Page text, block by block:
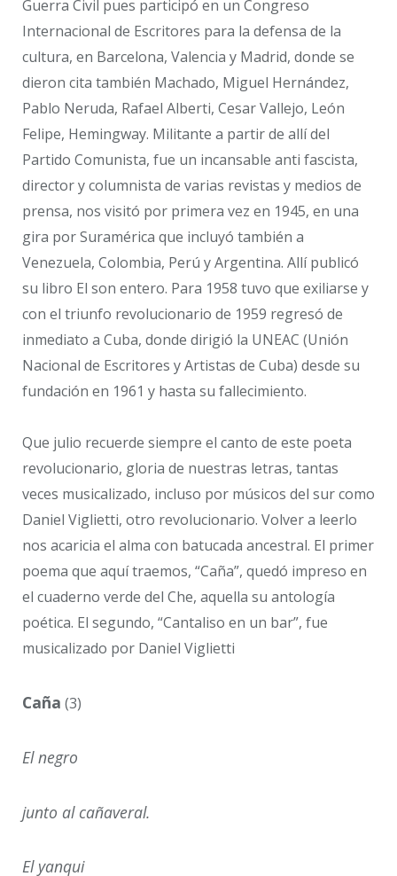
Guerra Civil pues participó en un Congreso
Internacional de Escritores para la defensa de la
cultura, en Barcelona, Valencia y Madrid, donde se
dieron cita también Machado, Miguel Hernández,
Pablo Neruda, Rafael Alberti, Cesar Vallejo, León
Felipe, Hemingway. Militante a partir de allí del
Partido Comunista, fue un incansable anti fascista,
director y columnista de varias revistas y medios de
prensa, nos visitó por primera vez en 1945, en una
gira por Suramérica que incluyó también a
Venezuela, Colombia, Perú y Argentina. Allí publicó
su libro El son entero. Para 1958 tuvo que exiliarse y
con el triunfo revolucionario de 1959 regresó de
inmediato a Cuba, donde dirigió la UNEAC (Unión
Nacional de Escritores y Artistas de Cuba) desde su
fundación en 1961 y hasta su fallecimiento.
Que julio recuerde siempre el canto de este poeta
revolucionario, gloria de nuestras letras, tantas
veces musicalizado, incluso por músicos del sur como
Daniel Viglietti, otro revolucionario. Volver a leerlo
nos acaricia el alma con batucada ancestral. El primer
poema que aquí traemos, “Caña”, quedó impreso en
el cuaderno verde del Che, aquella su antología
poética. El segundo, “Cantaliso en un bar”, fue
musicalizado por Daniel Viglietti
Caña (3)
El negro
junto al cañaveral.
El yanqui